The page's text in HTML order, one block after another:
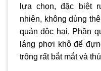
lựa chọn, đặc biệt
nhiên, không dùng
quản độc hại. Phần
láng phơi khô để
trông rất bắt mắt và